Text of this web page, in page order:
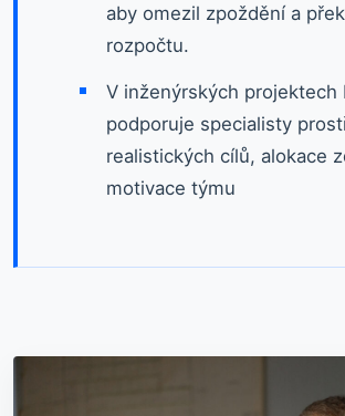
aby omezil zpoždění a
rozpočtu.
V inženýrských projektech
podporuje specialisty
realistických cílů, alokace
motivace týmu